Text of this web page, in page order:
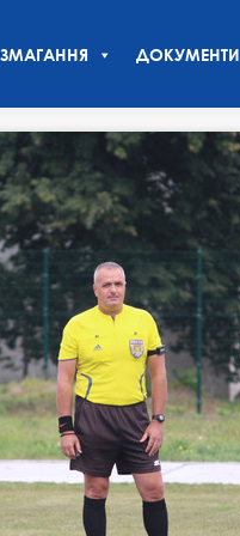
ЗМАГАННЯ ДОКУМЕНТИ